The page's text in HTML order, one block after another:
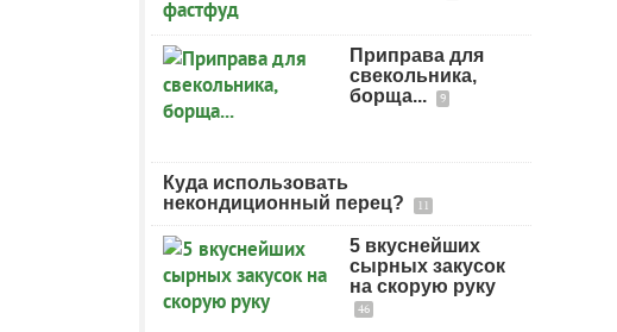
Приправа для
свекольника,
борща...
9
Куда использовать
некондиционный перец?
11
5 вкуснейших
сырных закусок
на скорую руку
46